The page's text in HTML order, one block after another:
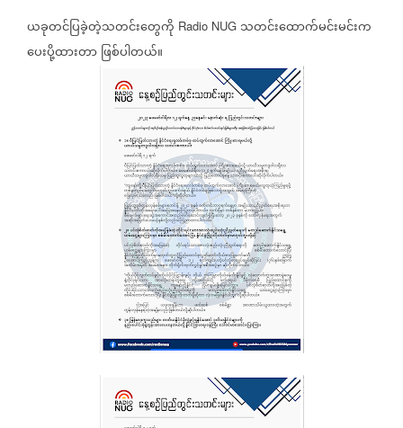
ယခုတင်ပြခဲ့တဲ့သတင်းတွေကို Radio NUG သတင်းထောက်မင်းမင်းက
ပေးပို့ထားတာဖြစ်ပါတယ်။